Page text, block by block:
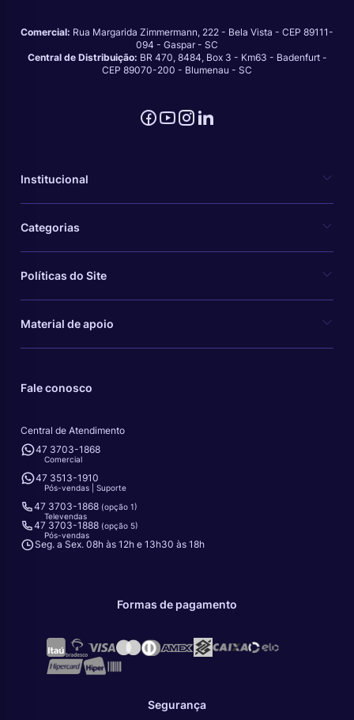
Comercial: Rua Margarida Zimmermann, 222 - Bela Vista - CEP 89111-
094 - Gaspar - SC
Central de Distribuição: BR 470, 8484, Box 3 - Km63 - Badenfurt -
CEP 89070-200 - Blumenau - SC
Institucional
Categorias
Políticas do Site
Material de apoio
Fale conosco
Central de Atendimento
47 3703-1868
Comercial
47 3513-1910
Pós-vendas | Suporte
47 3703-1868 (opção 1)
Televendas
47 3703-1888 (opção 5)
Pós-vendas
Seg. a Sex. 08h às 12h e 13h30 às 18h
Formas de pagamento
Segurança